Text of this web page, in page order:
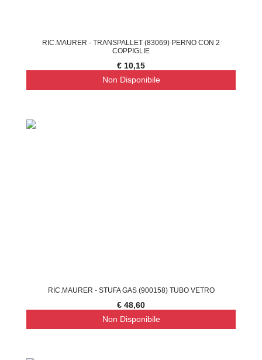
RIC.MAURER - TRANSPALLET (83069) PERNO CON 2
COPPIGLIE
€ 10,15
Non Disponibile
RIC.MAURER - STUFA GAS (900158) TUBO VETRO
€ 48,60
Non Disponibile